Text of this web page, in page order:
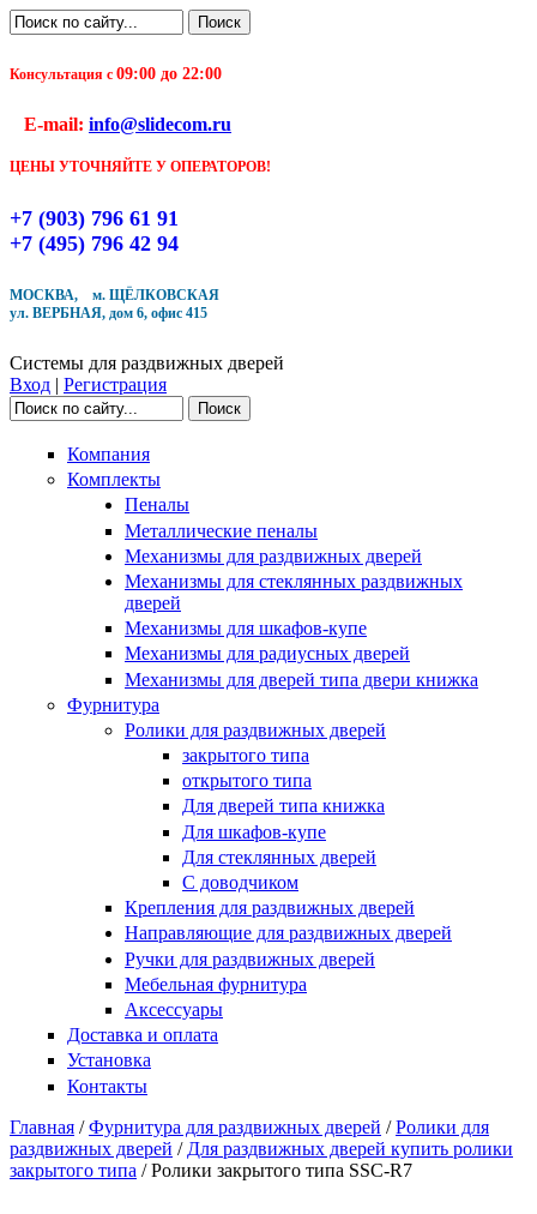
Перейти к основному содержанию
Поиск
Консультация с 09:00 до 22:00
E-mail: info@slidecom.ru
ЦЕНЫ УТОЧНЯЙТЕ У ОПЕРАТОРОВ!
+7 (903) 796 61 91
+7 (495) 796 42 94
МОСКВА, м. ЩЁЛКОВСКАЯ
ул. ВЕРБНАЯ, дом 6, офис 415
Системы для раздвижных дверей
Вход | Регистрация
Поиск
Компания
Комплекты
Пеналы
Металлические пеналы
Механизмы для раздвижных дверей
Механизмы для стеклянных раздвижных
дверей
Механизмы для шкафов-купе
Механизмы для радиусных дверей
Механизмы для дверей типа двери книжка
Фурнитура
Ролики для раздвижных дверей
закрытого типа
открытого типа
Для дверей типа книжка
Для шкафов-купе
Для стеклянных дверей
С доводчиком
Крепления для раздвижных дверей
Направляющие для раздвижных дверей
Ручки для раздвижных дверей
Мебельная фурнитура
Аксессуары
Доставка и оплата
Установка
Контакты
Вы здесь
Главная / Фурнитура для раздвижных дверей / Ролики для
раздвижных дверей / Для раздвижных дверей купить ролики
закрытого типа / Ролики закрытого типа SSC-R7
Чтобы оформить заказ, заполните форму. В течение
ближайшего времени с Вами свяжется Наш менеджер
и уточнит детали заказа а также время доставки
Кол-во товара
Купить в один клик